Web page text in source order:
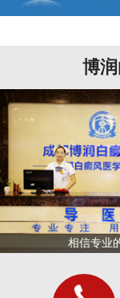
博
相信专业